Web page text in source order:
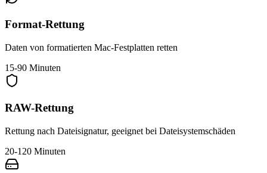
Format-Rettung
Daten von formatierten Mac-Festplatten retten
15-90 Minuten
RAW-Rettung
Rettung nach Dateisignatur, geeignet bei Dateisystemschäden
20-120 Minuten